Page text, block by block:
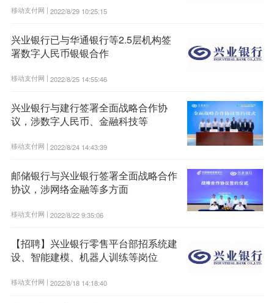
移动支付网 | 2022/8/29 10:25:15
兴业银行已与华通银行等2.5层机构签
署数字人民币银银合作
移动支付网 | 2022/8/25 14:55:46
兴业银行与建行签署全面战略合作协
议，涉数字人民币、金融科技等
移动支付网 | 2022/8/24 14:43:39
邮储银行与兴业银行签署全面战略合作
协议，涉网络金融等多方面
移动支付网 | 2022/8/22 9:35:06
【招聘】兴业银行零售平台部招系统建
设、智能建模、机器人训练等岗位
移动支付网 | 2022/8/18 14:18:40